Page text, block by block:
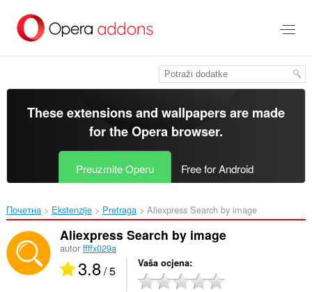
glavni
These extensions and wallpapers are made
for theOpera browser.
Preuzmite Operu Free for Android
Почетна Ekstenzije Pretraga Aliexpress Search by image‎
Aliexpress Search by image
autor ffffx029a
3.8/ 5 Vaša ocjena